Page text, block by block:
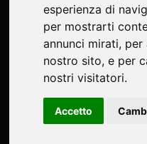
esperienza di
per mostrarti
annunci mirati,
nostro sito, e per
nostri visitatori.
Accetto